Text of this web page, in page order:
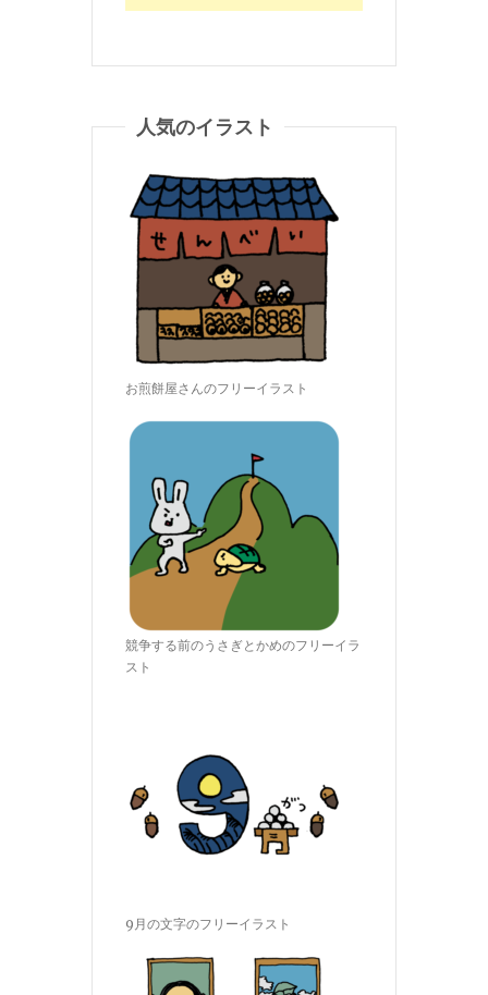
人気のイラスト
お煎餅屋さんのフリーイラスト
競争する前のうさぎとかめのフリーイラ
スト
9月の文字のフリーイラスト